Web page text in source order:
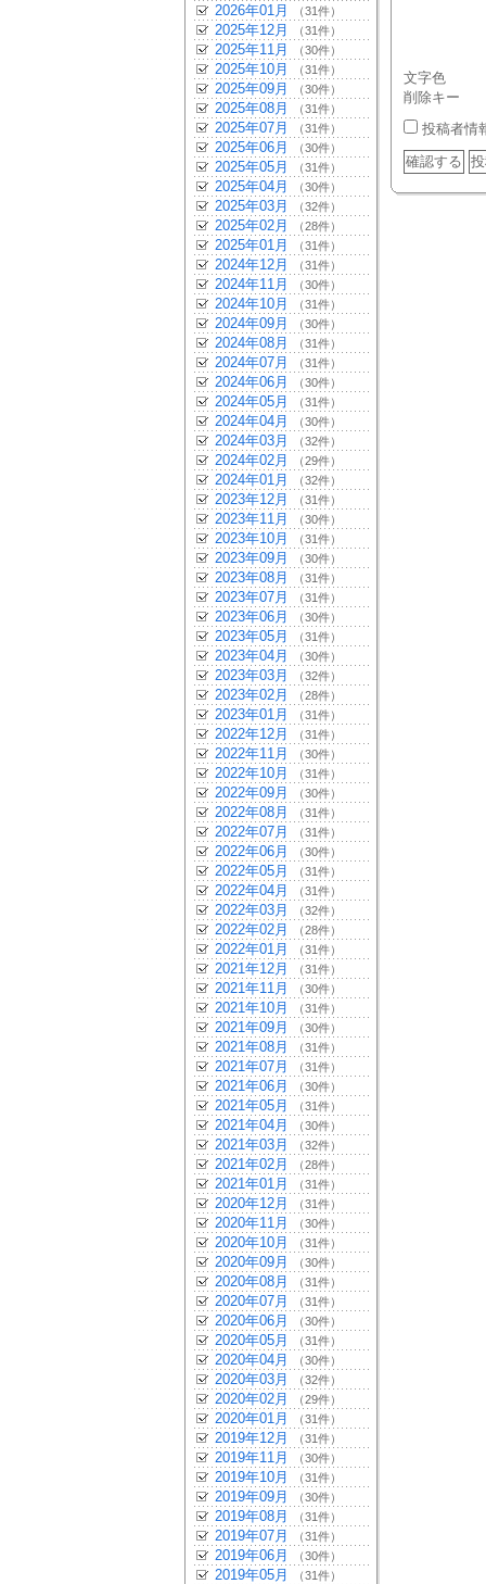
2026年01月 （31件）
2025年12月 （31件）
2025年11月 （30件）
2025年10月 （31件）
2025年09月 （30件）
2025年08月 （31件）
2025年07月 （31件）
2025年06月 （30件）
2025年05月 （31件）
2025年04月 （30件）
2025年03月 （32件）
2025年02月 （28件）
2025年01月 （31件）
2024年12月 （31件）
2024年11月 （30件）
2024年10月 （31件）
2024年09月 （30件）
2024年08月 （31件）
2024年07月 （31件）
2024年06月 （30件）
2024年05月 （31件）
2024年04月 （30件）
2024年03月 （32件）
2024年02月 （29件）
2024年01月 （32件）
2023年12月 （31件）
2023年11月 （30件）
2023年10月 （31件）
2023年09月 （30件）
2023年08月 （31件）
2023年07月 （31件）
2023年06月 （30件）
2023年05月 （31件）
2023年04月 （30件）
2023年03月 （32件）
2023年02月 （28件）
2023年01月 （31件）
2022年12月 （31件）
2022年11月 （30件）
2022年10月 （31件）
2022年09月 （30件）
2022年08月 （31件）
2022年07月 （31件）
2022年06月 （30件）
2022年05月 （31件）
2022年04月 （31件）
2022年03月 （32件）
2022年02月 （28件）
2022年01月 （31件）
2021年12月 （31件）
2021年11月 （30件）
2021年10月 （31件）
2021年09月 （30件）
2021年08月 （31件）
2021年07月 （31件）
2021年06月 （30件）
2021年05月 （31件）
2021年04月 （30件）
2021年03月 （32件）
2021年02月 （28件）
2021年01月 （31件）
2020年12月 （31件）
2020年11月 （30件）
2020年10月 （31件）
2020年09月 （30件）
2020年08月 （31件）
2020年07月 （31件）
2020年06月 （30件）
2020年05月 （31件）
2020年04月 （30件）
2020年03月 （32件）
2020年02月 （29件）
2020年01月 （31件）
2019年12月 （31件）
2019年11月 （30件）
2019年10月 （31件）
2019年09月 （30件）
2019年08月 （31件）
2019年07月 （31件）
2019年06月 （30件）
2019年05月 （31件）
文字色
削除キー
投稿者情